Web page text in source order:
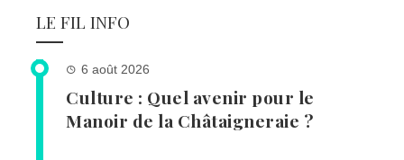
LE FIL INFO
6 août 2026
Culture : Quel avenir pour le
Manoir de la Châtaigneraie ?